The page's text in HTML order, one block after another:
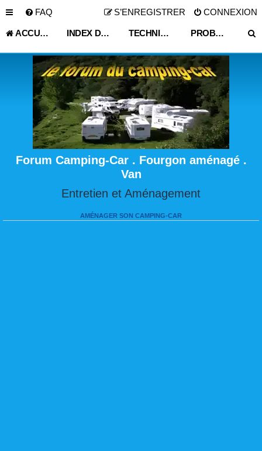
FAQ CONNEXION
S’ENREGISTRER
ACCUEIL INDEX DU FORUM TECHNIQUE VIE PRATIQUE PROBLÈME CELLULE ,PARTIE HABITABLE
Forum Camping-Car . Fourgon aménagé .
Van
Entretien et Aménagement
AMÉNAGER SON CAMPING-CAR